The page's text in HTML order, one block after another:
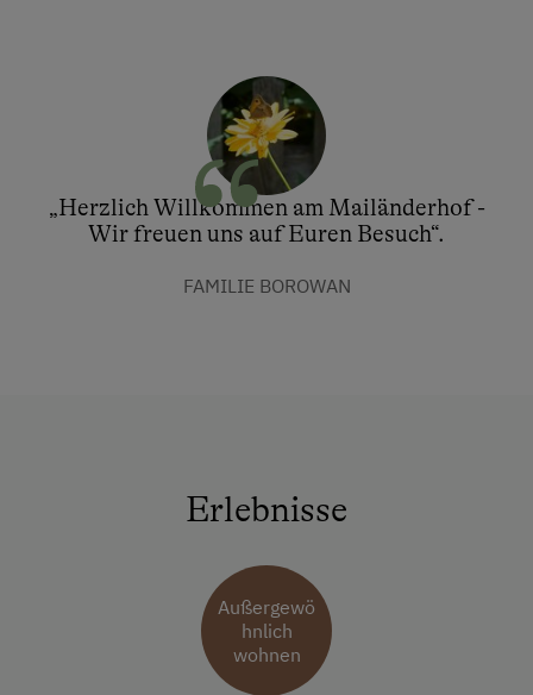
„Herzlich Willkommen am Mailänderhof -
Wir freuen uns auf Euren Besuch“.
FAMILIE BOROWAN
Erlebnisse
Außergewö
hnlich
wohnen